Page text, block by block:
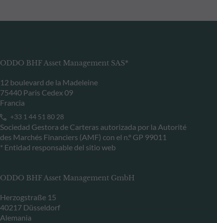
ODDO BHF Asset Management SAS*
12 boulevard de la Madeleine
75440 Paris Cedex 09
Francia
+33 1 44 51 80 28
Sociedad Gestora de Carteras autorizada por la Autorité
des Marchés Financiers (AMF) con el n.º GP 99011
* Entidad responsable del sitio web
ODDO BHF Asset Management GmbH
Herzogstraße 15
40217 Düsseldorf
Alemania